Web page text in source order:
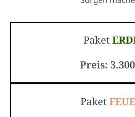
Paket
Preis:
Paket